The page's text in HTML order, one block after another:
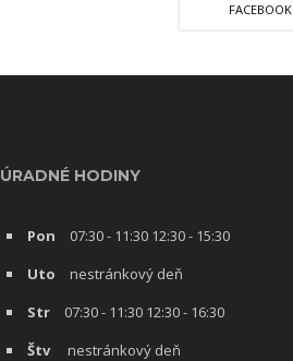
FACEBOOK
ÚRADNÉ HODINY
Pon 07:30 - 11:30 12:30 - 15:30
Uto nestránkový deň
Str 07:30 - 11:30 12:30 - 16:30
Štvnestránkový deň